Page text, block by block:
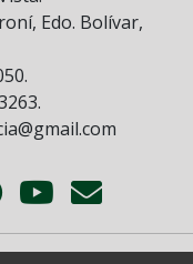
Edo. Bolívar,